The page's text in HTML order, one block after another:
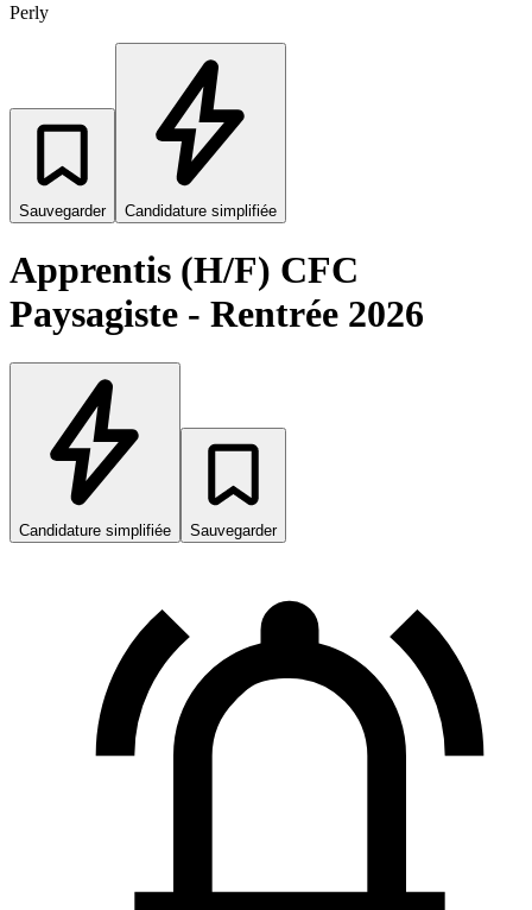
Perly
Sauvegarder Candidature simplifiée
Apprentis (H/F) CFC
Paysagiste - Rentrée 2026
Candidature simplifiée Sauvegarder